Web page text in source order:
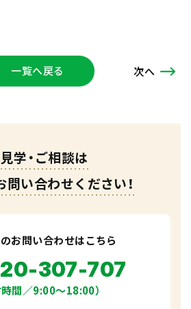
一覧へ戻る 次へ
学・ご相談は
問い合わせください！
お問い合わせはこちら
307-707
時間／9:00〜18:00）